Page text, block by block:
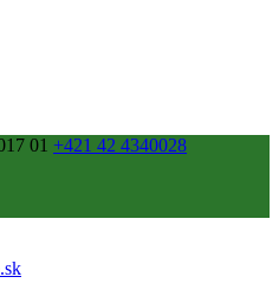
01 +421 42 4340028